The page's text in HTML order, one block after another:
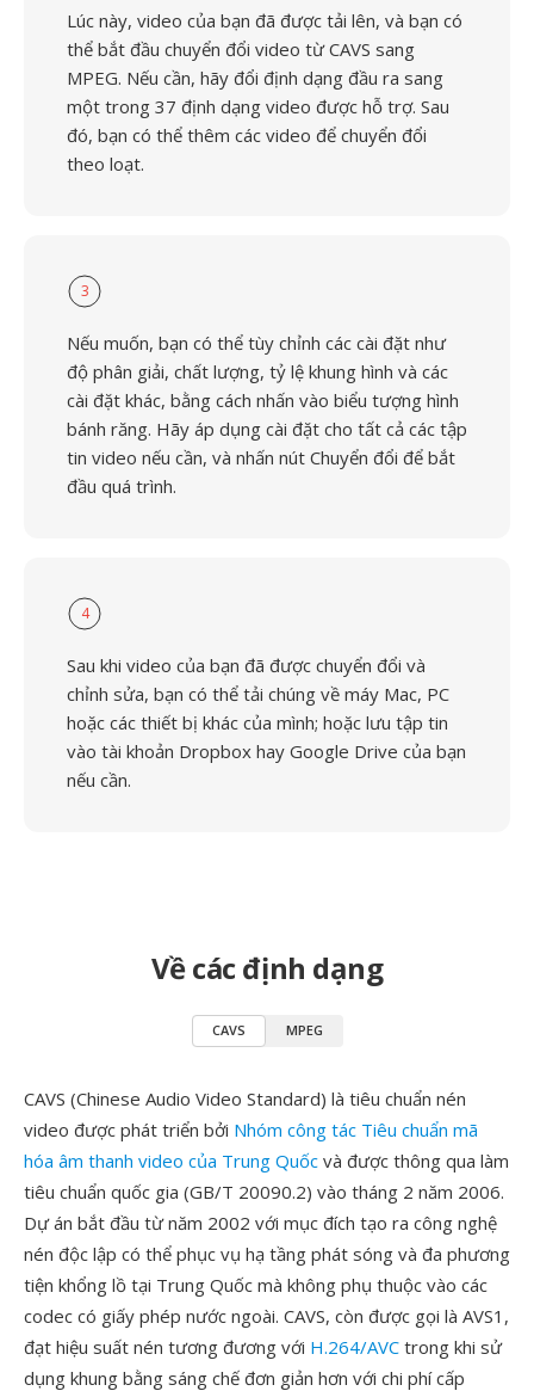
Lúc này, video của bạn đã được tải lên, và bạn có
thể bắt đầu chuyển đổi video từ CAVS sang
MPEG. Nếu cần, hãy đổi định dạng đầu ra sang
một trong 37 định dạng video được hỗ trợ. Sau
đó, bạn có thể thêm các video để chuyển đổi
theo loạt.
3
Nếu muốn, bạn có thể tùy chỉnh các cài đặt như
độ phân giải, chất lượng, tỷ lệ khung hình và các
cài đặt khác, bằng cách nhấn vào biểu tượng hình
bánh răng. Hãy áp dụng cài đặt cho tất cả các tập
tin video nếu cần, và nhấn nút Chuyển đổi để bắt
đầu quá trình.
4
Sau khi video của bạn đã được chuyển đổi và
chỉnh sửa, bạn có thể tải chúng về máy Mac, PC
hoặc các thiết bị khác của mình; hoặc lưu tập tin
vào tài khoản Dropbox hay Google Drive của bạn
nếu cần.
Về các định dạng
CAVS MPEG
CAVS (Chinese Audio Video Standard) là tiêu chuẩn nén
video được phát triển bởi Nhóm công tác Tiêu chuẩn mã
hóa âm thanh video của Trung Quốc và được thông qua làm
tiêu chuẩn quốc gia (GB/T 20090.2) vào tháng 2 năm 2006.
Dự án bắt đầu từ năm 2002 với mục đích tạo ra công nghệ
nén độc lập có thể phục vụ hạ tầng phát sóng và đa phương
tiện khổng lồ tại Trung Quốc mà không phụ thuộc vào các
codec có giấy phép nước ngoài. CAVS, còn được gọi là AVS1,
đạt hiệu suất nén tương đương với H.264/AVC trong khi sử
dụng khung bằng sáng chế đơn giản hơn với chi phí cấp